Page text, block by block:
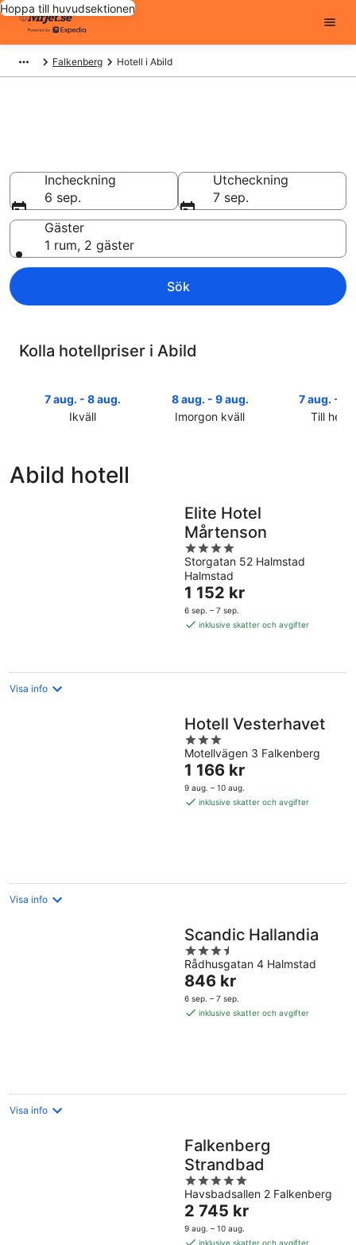
Hoppa till huvudsektionen
Falkenberg Hotell i Abild
Incheckning
6 sep.
Utcheckning
7 sep.
Gäster
1 rum, 2 gäster
Sök
Kolla hotellpriser i Abild
7 aug. - 8 aug.
Ikväll
Abild
8 aug. - 9 aug.
Imorgon kväll
imorgon
natt,
aug.
aug.
7 aug. - 9
Till
-
Abild hotell
Elite Hotel
Mårtenson
4
out
of
5
Storgatan 52 Halmstad
Halmstad
Priset
är
1 152 kr
1 152 kr
6 sep. – 7 sep.
inklusive skatter och avgifter
Visa info
Hotell Vesterhavet
3
out
of
5
Motellvägen 3 Falkenberg
Priset
är
1 166 kr
1 166 kr
9 aug. – 10 aug.
inklusive skatter och avgifter
Visa info
Scandic Hallandia
3.5
out
of
5
Rådhusgatan 4 Halmstad
Priset
är
846 kr
846 kr
6 sep. – 7 sep.
inklusive skatter och avgifter
Visa info
Falkenberg
Strandbad
5
out
of
5
Havsbadsallen 2 Falkenberg
Priset
är
2 745 kr
2 745 kr
9 aug. – 10 aug.
inklusive skatter och avgifter